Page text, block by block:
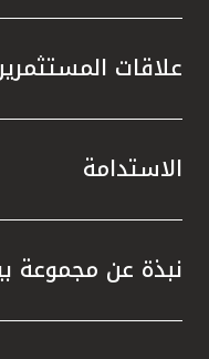
علاقات
الاستدامة
نبذة عن مجموعة